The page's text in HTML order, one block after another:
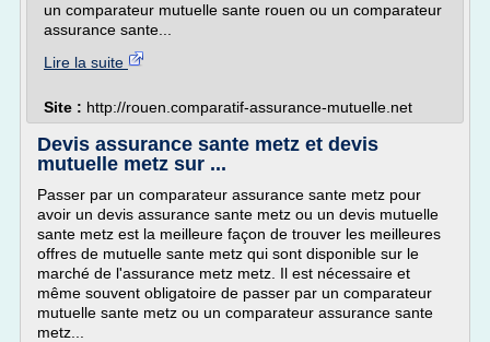
un comparateur mutuelle sante rouen ou un comparateur
assurance sante...
Lire la suite
Site : http://rouen.comparatif-assurance-mutuelle.net
Devis assurance sante metz et devis
mutuelle metz sur ...
Passer par un comparateur assurance sante metz pour
avoir un devis assurance sante metz ou un devis mutuelle
sante metz est la meilleure façon de trouver les meilleures
offres de mutuelle sante metz qui sont disponible sur le
marché de l'assurance metz metz. Il est nécessaire et
même souvent obligatoire de passer par un comparateur
mutuelle sante metz ou un comparateur assurance sante
metz...